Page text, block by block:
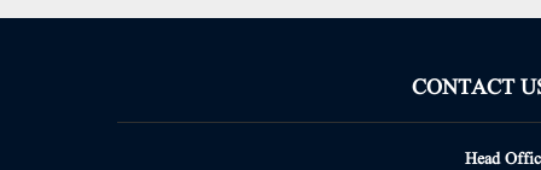
CONTACT
Head